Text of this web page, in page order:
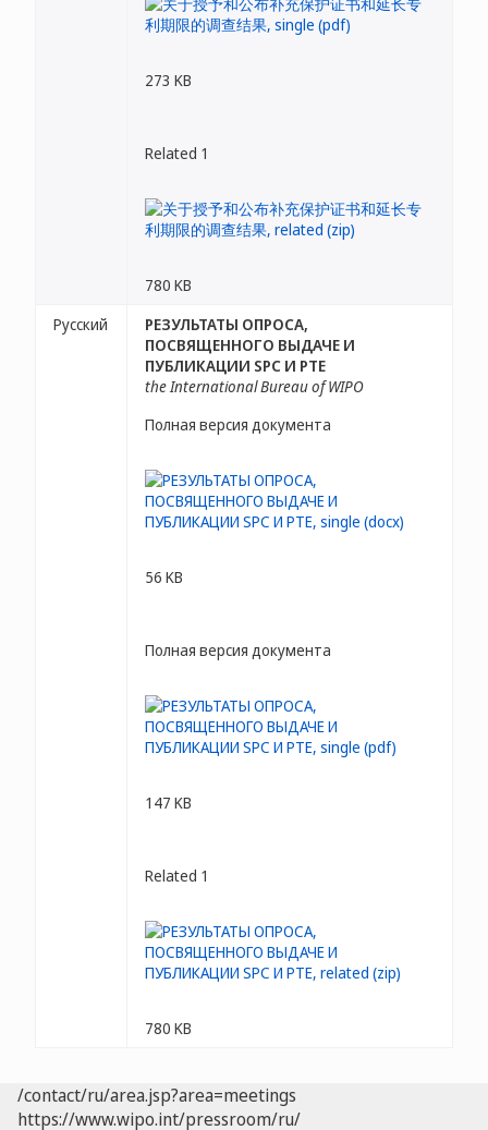
273 KB
Related 1
780 KB
Русский
РЕЗУЛЬТАТЫ ОПРОСА,
ПОСВЯЩЕННОГО ВЫДАЧЕ И
ПУБЛИКАЦИИ SPC И PTE
the International Bureau of WIPO
Полная версия документа
56 KB
Полная версия документа
147 KB
Related 1
780 KB
/contact/ru/area.jsp?area=meetings
https://www.wipo.int/pressroom/ru/